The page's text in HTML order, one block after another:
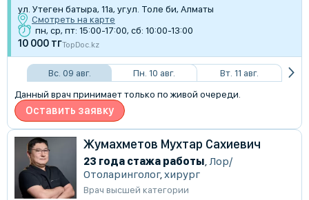
ул. Утеген батыра, 11а, уг.ул. Толе би, Алматы
Смотреть на карте
пн, ср, пт: 15:00-17:00, сб: 10:00-13:00
10 000 тгTopDoc.kz
Вс. 09 авг. Пн. 10 авг.
Вт. 11 авг.
Данный врач принимает только по живой очереди.
Оставить заявку
Жумахметов Мухтар Сахиевич
23 года стажа работы,Лор/
Отоларинголог,хирург
Врач высшей категории